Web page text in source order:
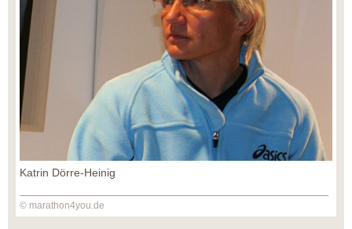
Katrin Dörre-Heinig
© marathon4you.de